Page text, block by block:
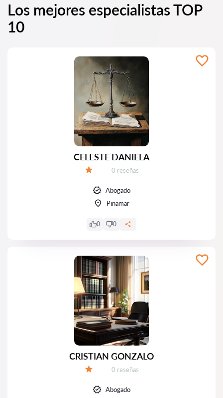
Los mejores especialistas TOP
10
CELESTE DANIELA
Número de reseñas:
0 reseñas
Abogado
Pinamar
0 0
CRISTIAN GONZALO
Número de reseñas:
0 reseñas
Abogado